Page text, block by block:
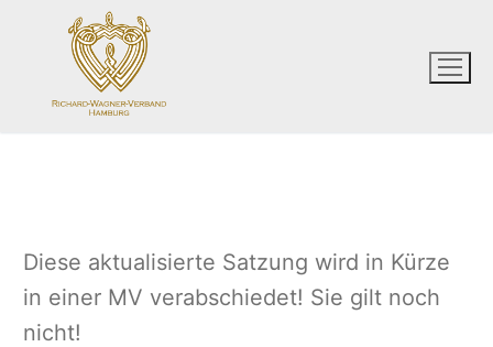
springen
Diese aktualisierte Satzung wird in Kürze
in einer MV verabschiedet! Sie gilt noch
nicht!